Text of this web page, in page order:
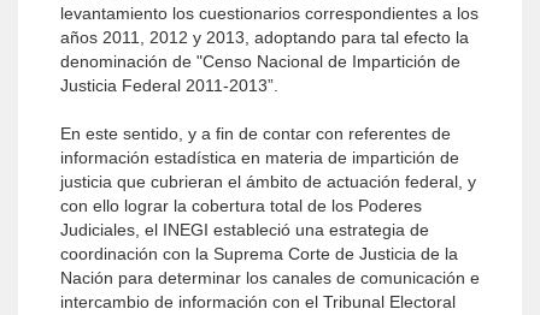
levantamiento los cuestionarios correspondientes a los
años 2011, 2012 y 2013, adoptando para tal efecto la
denominación de "Censo Nacional de Impartición de
Justicia Federal 2011-2013”.
En este sentido, y a fin de contar con referentes de
información estadística en materia de impartición de
justicia que cubrieran el ámbito de actuación federal, y
con ello lograr la cobertura total de los Poderes
Judiciales, el INEGI estableció una estrategia de
coordinación con la Suprema Corte de Justicia de la
Nación para determinar los canales de comunicación e
intercambio de información con el Tribunal Electoral